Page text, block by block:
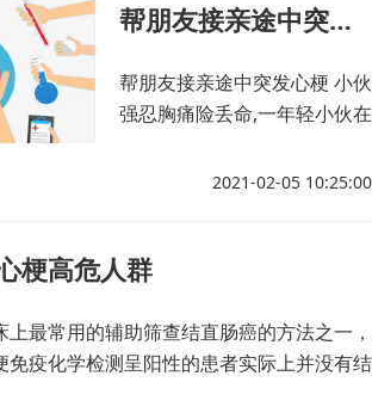
帮朋友接亲途中突发心梗 小伙强忍胸痛险丢命
帮朋友接亲途中突发心梗 小伙
强忍胸痛险丢命,一年轻小伙在
痛，担心影响朋友婚礼，强忍
命。
2021-02-05 10:25:00
梗高危人群
最常用的辅助筛查结直肠癌的方法之一，
免疫化学检测呈阳性的患者实际上并没有结